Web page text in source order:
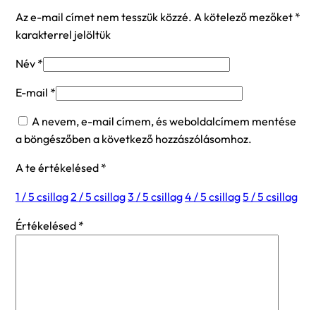
Az e-mail címet nem tesszük közzé. A kötelező mezőket *
karakterrel jelöltük
Név *
E-mail *
A nevem, e-mail címem, és weboldalcímem mentése
a böngészőben a következő hozzászólásomhoz.
A te értékelésed *
1 / 5 csillag2 / 5 csillag3 / 5 csillag4 / 5 csillag5 / 5 csillag
Értékelésed *